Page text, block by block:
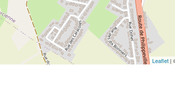
Leaflet|